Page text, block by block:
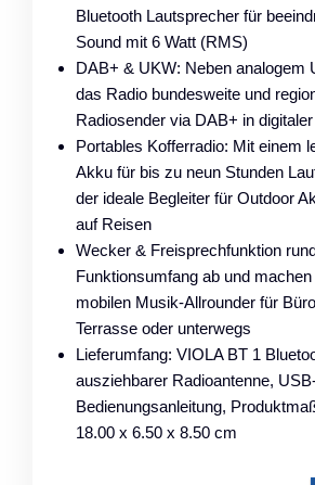
Bluetooth Lautsprecher für
Sound mit 6 Watt (RMS)
DAB+ & UKW: Neben analogem
das Radio bundesweite und
Radiosender via DAB+ in
Portables Kofferradio: Mit einem
Akku für bis zu neun Stunden
der ideale Begleiter für Outdoor
auf Reisen
Wecker & Freisprechfunktion
Funktionsumfang ab und
mobilen Musik-Allrounder für
Terrasse oder unterwegs
Lieferumfang: VIOLA BT 1
ausziehbarer Radioantenne,
Bedienungsanleitung,
18.00 x 6.50 x 8.50 cm